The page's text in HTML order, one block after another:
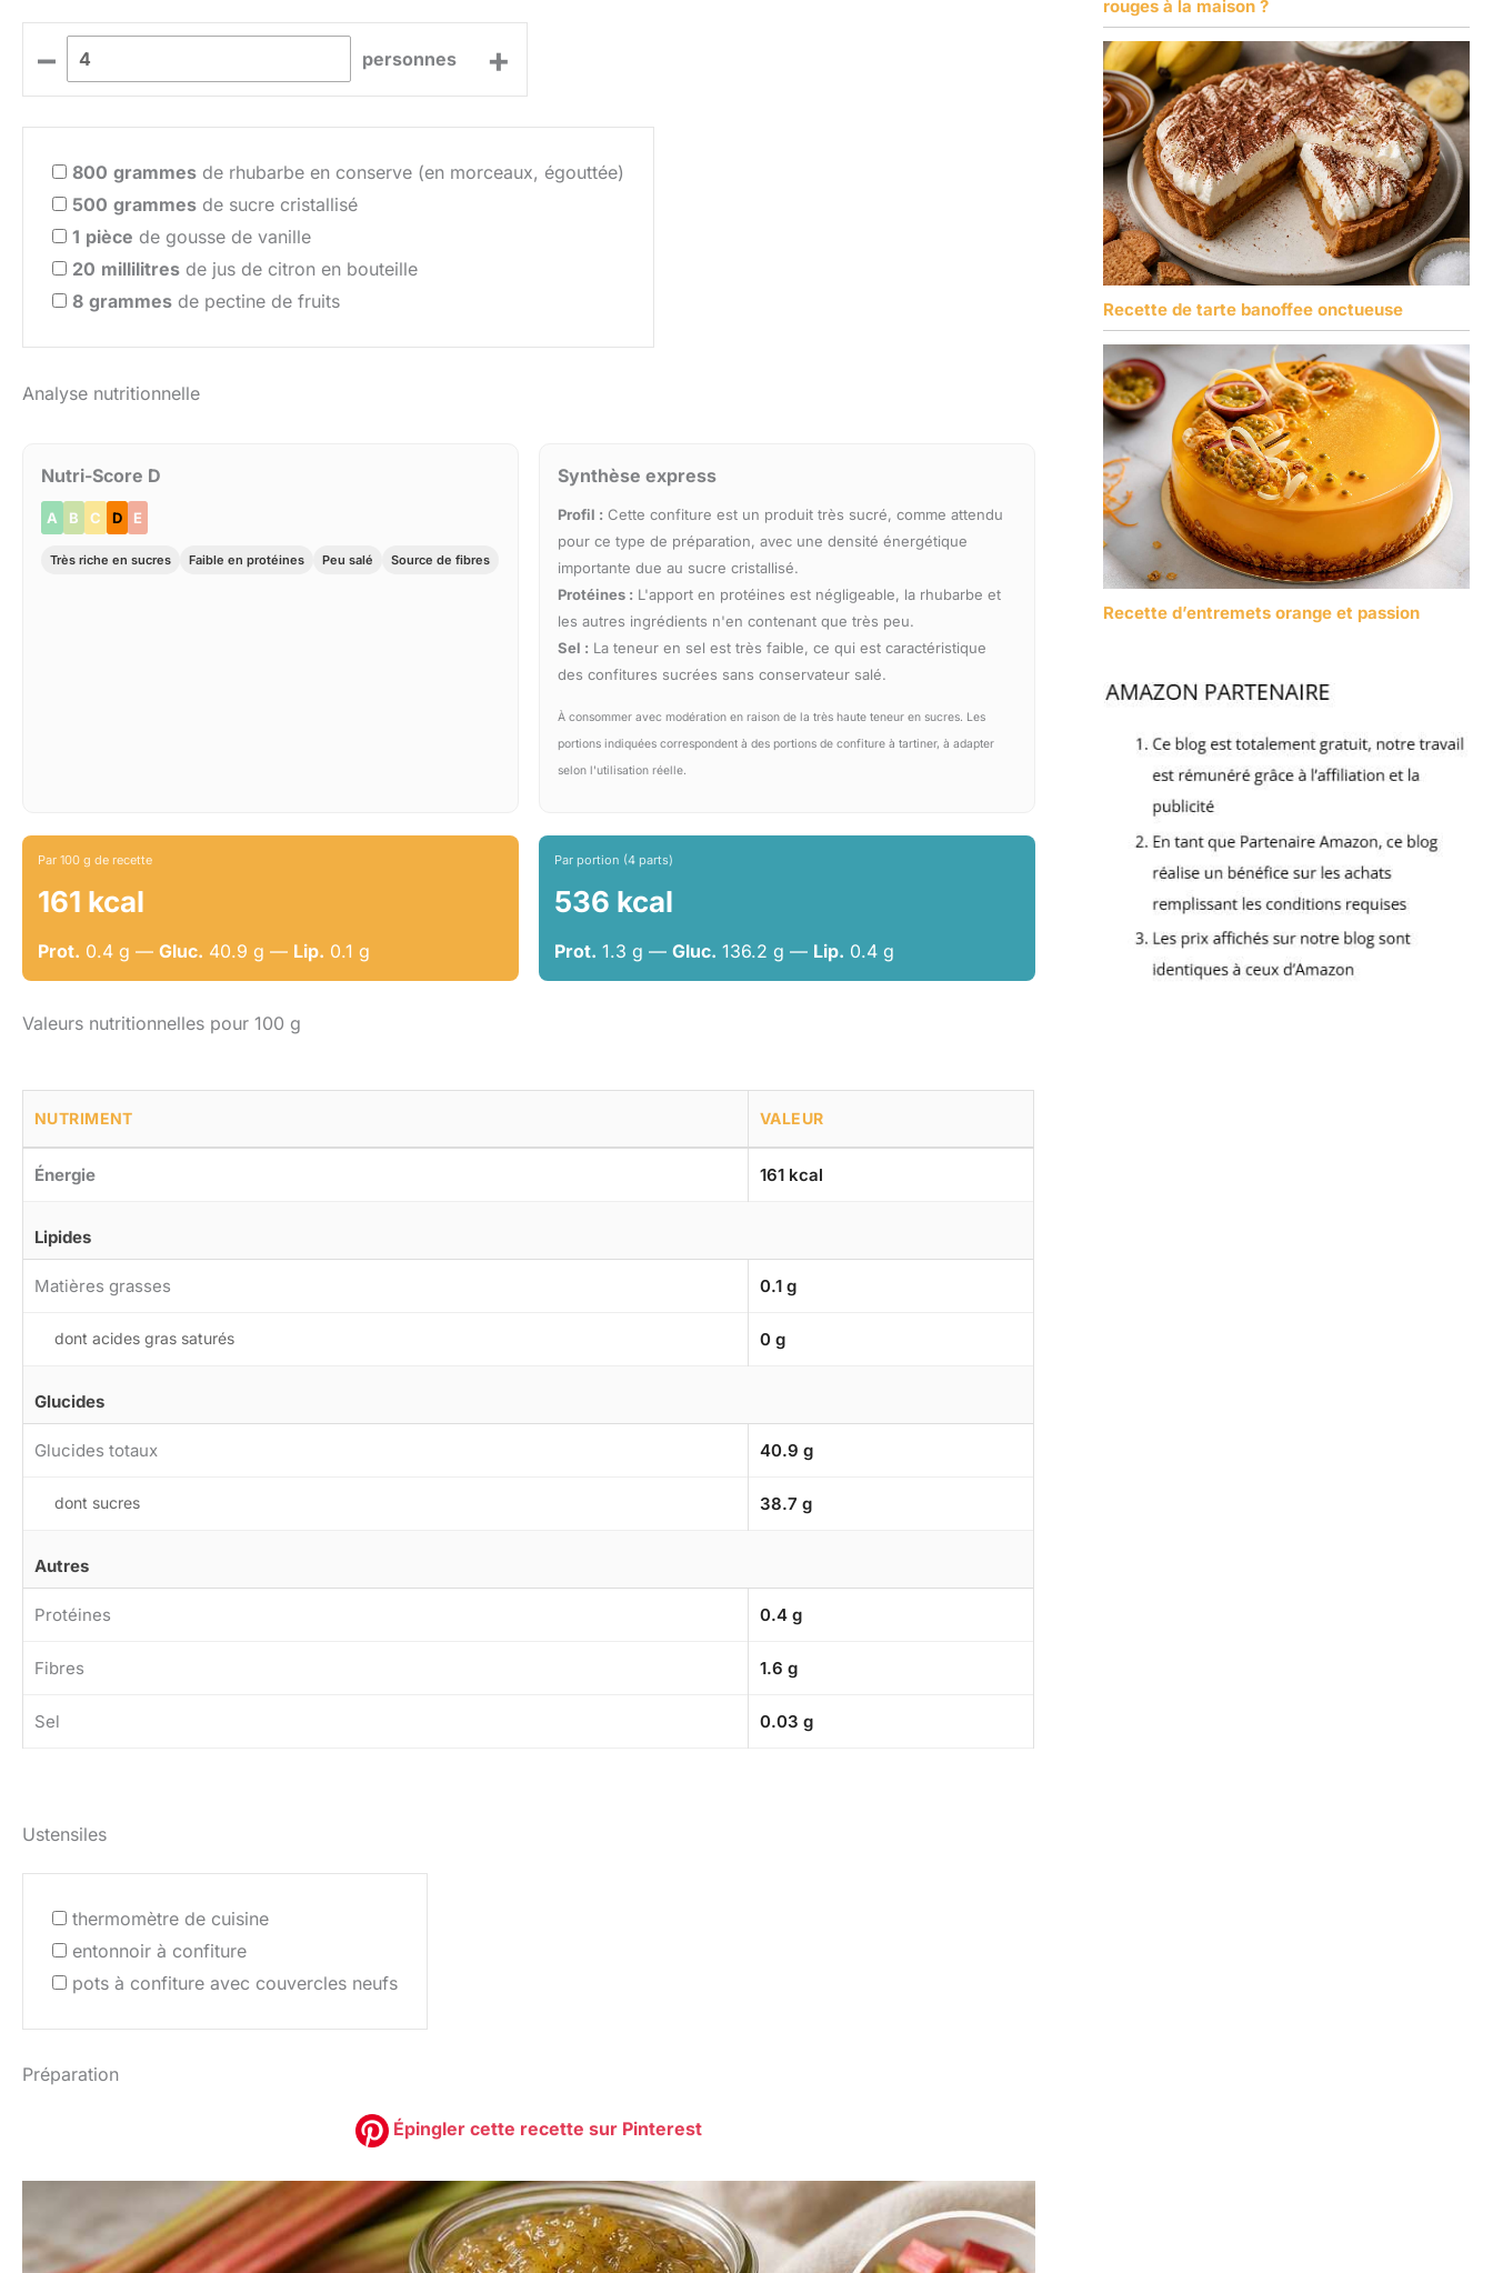
– personnes +
800 grammes de rhubarbe en conserve (en morceaux, égouttée)
500 grammes de sucre cristallisé
1 pièce de gousse de vanille
20 millilitres de jus de citron en bouteille
8 grammes de pectine de fruits
Analyse nutritionnelle
Nutri-Score D
A B C D E
Très riche en sucres Faible en protéines Peu salé Source de fibres
Synthèse express
Profil : Cette confiture est un produit très sucré, comme attendu
pour ce type de préparation, avec une densité énergétique
importante due au sucre cristallisé.
Protéines : L'apport en protéines est négligeable, la rhubarbe et
les autres ingrédients n'en contenant que très peu.
Sel : La teneur en sel est très faible, ce qui est caractéristique
des confitures sucrées sans conservateur salé.
À consommer avec modération en raison de la très haute teneur en sucres. Les
portions indiquées correspondent à des portions de confiture à tartiner, à adapter
selon l'utilisation réelle.
Par 100 g de recette
161 kcal
Prot. 0.4 g — Gluc. 40.9 g — Lip. 0.1 g
Par portion (4 parts)
536 kcal
Prot. 1.3 g —Gluc. 136.2 g — Lip. 0.4 g
Valeurs nutritionnelles pour 100 g
NUTRIMENT VALEUR
Énergie 161 kcal
Lipides
Matières grasses 0.1 g
dont acides gras saturés 0 g
Glucides
Glucides totaux 40.9 g
dont sucres 38.7 g
Autres
Protéines 0.4 g
Fibres 1.6 g
Sel 0.03 g
Ustensiles
thermomètre de cuisine
entonnoir à confiture
pots à confiture avec couvercles neufs
Préparation
Épingler cette recette sur Pinterest
rouges à la maison ?
Recette de tarte banoffee onctueuse
Recette d’entremets orange et passion